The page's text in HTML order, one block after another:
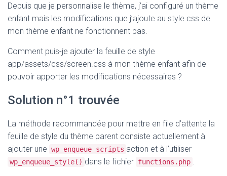
Depuis que je personnalise le thème, j’ai configuré un thème
enfant mais les modifications que j’ajoute au style.css de
mon thème enfant ne fonctionnent pas.
Comment puis-je ajouter la feuille de style
app/assets/css/screen.css à mon thème enfant afin de
pouvoir apporter les modifications nécessaires ?
Solution n°1 trouvée
La méthode recommandée pour mettre en file d’attente la
feuille de style du thème parent consiste actuellement à
ajouter une wp_enqueue_scripts action et à l’utiliser
wp_enqueue_style() dans le fichier functions.php .